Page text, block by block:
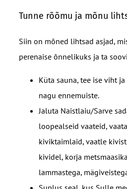
Tunne rõõmu ja mõnu
Siin on mõned lihtsad asjad,
perenaise õnnelikuks ja ta
Küta sauna, tee ise viht
nagu ennemuiste.
Jaluta Naistlaiu/Sarve
loopealseid vaateid,
kiviktaimlaid, vaatle
kividel, korja
lammastega,